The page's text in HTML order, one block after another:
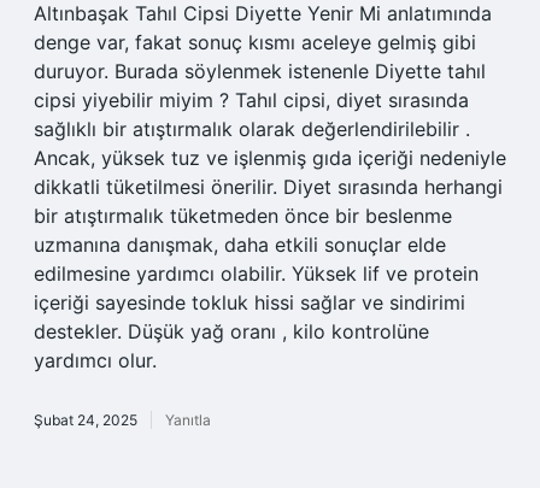
Altınbaşak Tahıl Cipsi Diyette Yenir Mi anlatımında
denge var, fakat sonuç kısmı aceleye gelmiş gibi
duruyor. Burada söylenmek istenenle Diyette tahıl
cipsi yiyebilir miyim ? Tahıl cipsi, diyet sırasında
sağlıklı bir atıştırmalık olarak değerlendirilebilir .
Ancak, yüksek tuz ve işlenmiş gıda içeriği nedeniyle
dikkatli tüketilmesi önerilir. Diyet sırasında herhangi
bir atıştırmalık tüketmeden önce bir beslenme
uzmanına danışmak, daha etkili sonuçlar elde
edilmesine yardımcı olabilir. Yüksek lif ve protein
içeriği sayesinde tokluk hissi sağlar ve sindirimi
destekler. Düşük yağ oranı , kilo kontrolüne
yardımcı olur.
Şubat 24, 2025 Yanıtla